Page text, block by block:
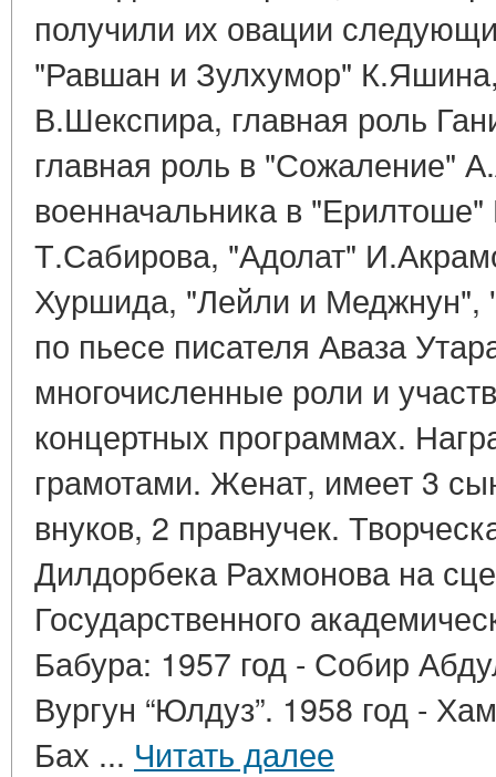
получили их овации
"Равшан и Зулхумор"
В.Шекспира, главная роль
главная роль в "Сожаление"
военначальника в
Т.Сабирова, "Адолат"
Хуршида, "Лейли и Меджнун",
по пьесе писателя Аваза
многочисленные роли и
концертных программах.
грамотами. Женат, имеет 3
внуков, 2 правнучек.
Дилдорбека Рахмонова на
Государственного
Бабура: 1957 год - Собир
Вургун “Юлдуз”. 1958 год -
Бах ... Читать далее